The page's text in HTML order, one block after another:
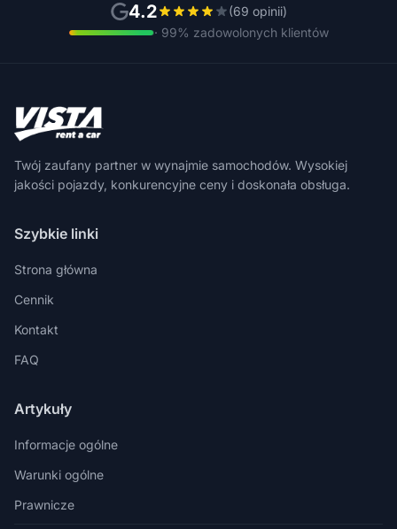
4.2
(69 opinii)
· 99% zadowolonych klientów
Twój zaufany partner w wynajmie samochodów. Wysokiej
jakości pojazdy, konkurencyjne ceny i doskonała obsługa.
Szybkie linki
Strona główna
Cennik
Kontakt
FAQ
Artykuły
Informacje ogólne
Warunki ogólne
Prawnicze